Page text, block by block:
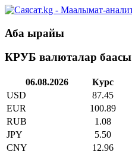
Аба ырайы
КРУБ валюталар баасы
06.08.2026
Курс
USD
87.45
EUR
100.89
RUB
1.08
JPY
5.50
CNY
12.96